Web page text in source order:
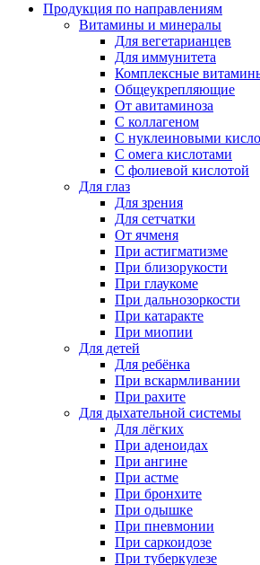
Продукция по направлениям
Витамины и минералы
Для вегетарианцев
Для иммунитета
Комплексные
Общеукрепляющие
От авитаминоза
С коллагеном
С нуклеиновыми
С омега кислотами
С фолиевой кислотой
Для глаз
Для зрения
Для сетчатки
От ячменя
При астигматизме
При близорукости
При глаукоме
При дальнозоркости
При катаракте
При миопии
Для детей
Для ребёнка
При вскармливании
При рахите
Для дыхательной системы
Для лёгких
При аденоидах
При ангине
При астме
При бронхите
При одышке
При пневмонии
При саркоидозе
При туберкулезе